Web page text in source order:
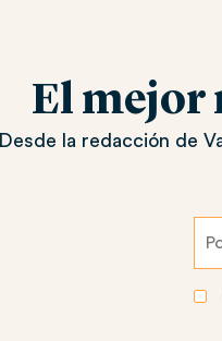
El mejor
Desde la redacción de